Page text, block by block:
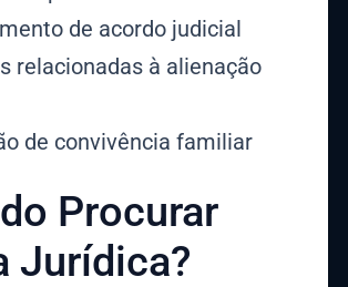
de acordo judicial
relacionadas à alienação
de convivência familiar
Procurar
Jurídica?